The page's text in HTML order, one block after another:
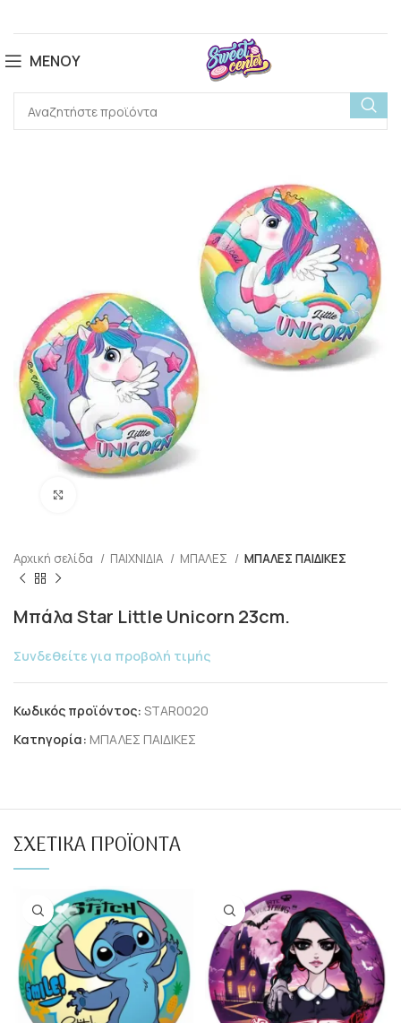
ΜΕΝΟΎ
Αρχική σελίδα ΠΑΙΧΝΙΔΙΑ ΜΠΑΛΕΣ ΜΠΑΛΕΣ ΠΑΙΔΙΚΕΣ
Μπάλα Star Little Unicorn 23cm.
Συνδεθείτε για προβολή τιμής
Κωδικός προϊόντος: STAR0020
Κατηγορία: ΜΠΑΛΕΣ ΠΑΙΔΙΚΕΣ
ΣΧΕΤΙΚΆ ΠΡΟΪΌΝΤΑ